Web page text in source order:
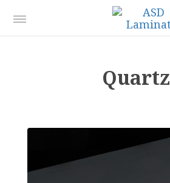
Quartz